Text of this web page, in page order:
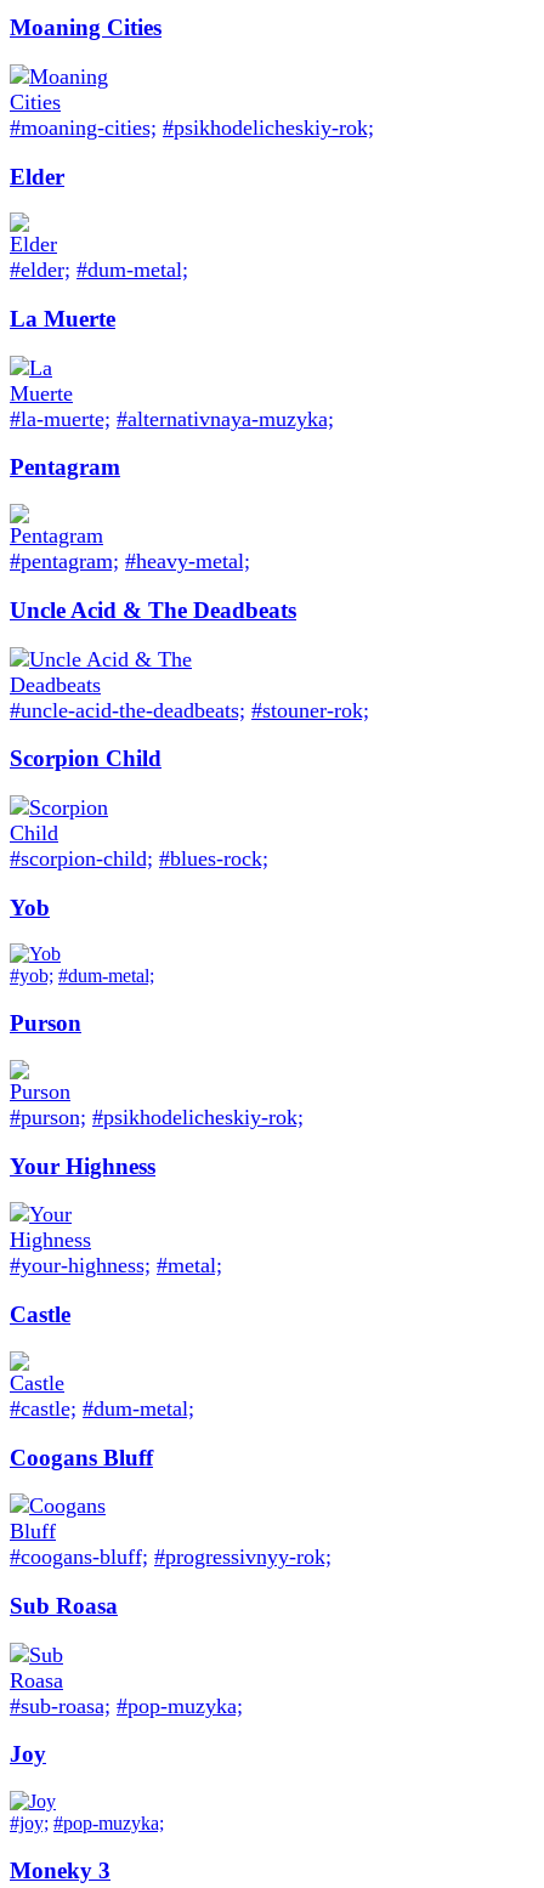
Moaning Cities
#moaning-cities; #psikhodelicheskiy-rok;
Elder
#elder; #dum-metal;
La Muerte
#la-muerte; #alternativnaya-muzyka;
Pentagram
#pentagram; #heavy-metal;
Uncle Acid & The Deadbeats
#uncle-acid-the-deadbeats; #stouner-rok;
Scorpion Child
#scorpion-child; #blues-rock;
Yob
#yob; #dum-metal;
Purson
#purson; #psikhodelicheskiy-rok;
Your Highness
#your-highness; #metal;
Castle
#castle; #dum-metal;
Coogans Bluff
#coogans-bluff; #progressivnyy-rok;
Sub Roasa
#sub-roasa; #pop-muzyka;
Joy
#joy; #pop-muzyka;
Moneky 3